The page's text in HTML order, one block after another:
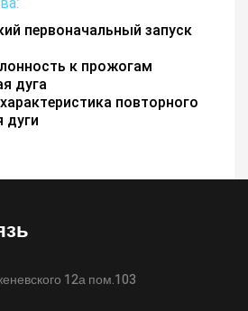
первоначальный запуск
к прожогам
дуга
повторного
дуги
12а пом.103